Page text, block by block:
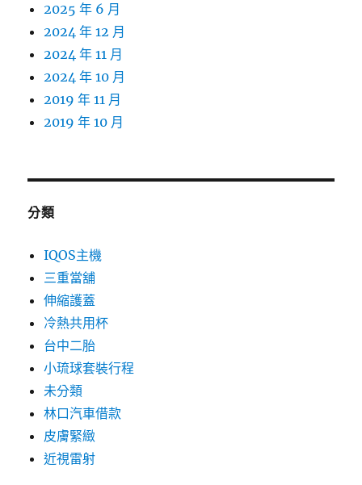
2025 年 6 月
2024 年 12 月
2024 年 11 月
2024 年 10 月
2019 年 11 月
2019 年 10 月
分類
IQOS主機
三重當舖
伸縮護蓋
冷熱共用杯
台中二胎
小琉球套裝行程
未分類
林口汽車借款
皮膚緊緻
近視雷射